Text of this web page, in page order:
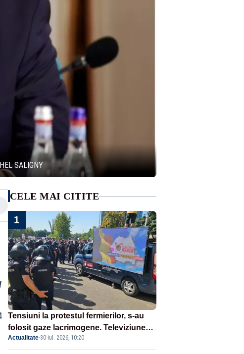
SALIGNY
CELE MAI CITITE
1
Tensiuni la protestul fermierilor, s-au
folosit gaze lacrimogene. Televiziunea
Poporului face apel la calm – LIVE
TEXT
Actualitate·30 iul. 2026, 10:20